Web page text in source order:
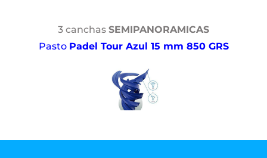
3 canchas SEMIPANORAMICAS
Pasto Padel Tour Azul 15 mm 850 GRS